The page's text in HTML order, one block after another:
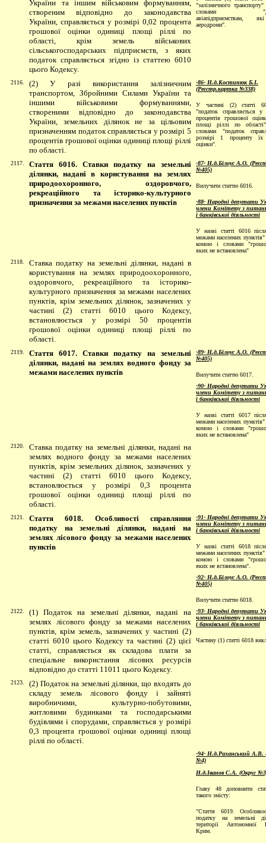
України та іншим військовим формуванням,
створеним відповідно до законодавства
України, справляється у розмірі 0,02 процента
грошової оцінки одиниці площі ріллі по
області, крім земель військових
сільськогосподарських підприємств, з яких
податок справляється згідно із статтею 6010
цього Кодексу.
"залізничного
словами
авіапідприємствам,
аеродроми".
2116.
(2) У разі використання залізничним
транспортом, Збройними Силами України та
іншими військовими формуваннями,
створеними відповідно до законодавства
України, земельних ділянок не за цільовим
призначенням податок справляється у розмірі 5
процентів грошової оцінки одиниці площі ріллі
по області.
-86- Н.д.Костинюк Б.І.
(Реєстр.картка №338)
У частині (2) статті
"податок справляється у
процентів грошової
площі ріллі по
словами "податок
розмірі 1 проценту їх
оцінки".
2117.
Стаття 6016. Ставки податку на земельні
ділянки, надані в користування на землях
природоохоронного, оздоровчого,
рекреаційного та історико-культурного
призначення за межами населених пунктів
-87- Н.д.Білоус А.О.
№405)
Вилучити статтю 6016.
-88- Народні депутати
члени Комітету з
і банківської діяльності
У назві статті 6016
межами населених
комою і словами
яких не встановлена"
2118.
Ставка податку на земельні ділянки, надані в
користування на землях природоохоронного,
оздоровчого, рекреаційного та історико-
культурного призначення за межами населених
пунктів, крім земельних ділянок, зазначених у
частині (2) статті 6010 цього Кодексу,
встановлюється у розмірі 50 процентів
грошової оцінки одиниці площі ріллі по
області.
2119.
Стаття 6017. Ставки податку на земельні
ділянки, надані на землях водного фонду за
межами населених пунктів
-89- Н.д.Білоус А.О.
№405)
Вилучити статтю 6017.
-90- Народні депутати
члени Комітету з
і банківської діяльності
У назві статті 6017
межами населених
комою і словами
яких не встановлена"
2120.
Ставка податку на земельні ділянки, надані на
землях водного фонду за межами населених
пунктів, крім земельних ділянок, зазначених у
частині (2) статті 6010 цього Кодексу,
встановлюється у розмірі 0,3 процента
грошової оцінки одиниці площі ріллі по
області.
2121.
Стаття 6018. Особливості справляння
податку на земельні ділянки, надані на
землях лісового фонду за межами населених
пунктів
-91- Народні депутати
члени Комітету з
і банківської діяльності
У назві статті 6018
межами населених
комою і словами
яких не встановлена".
-92- Н.д.Білоус А.О.
№405)
Вилучити статтю 6018.
2122.
(1) Податок на земельні ділянки, надані на
землях лісового фонду за межами населених
пунктів, крім земель, зазначених у частині (2)
статті 6010 цього Кодексу та частині (2) цієї
статті, справляється як складова плати за
спеціальне використання лісових ресурсів
відповідно до статті 11011 цього Кодексу.
-93- Народні депутати
члени Комітету з
і банківської діяльності
Частину (1) статті 6018
2123.
(2) Податок на земельні ділянки, що входять до
складу земель лісового фонду і зайняті
виробничими, культурно-побутовими,
житловими будинками та господарськими
будівлями і спорудами, справляється у розмірі
0,3 процента грошової оцінки одиниці площі
ріллі по області.
-94- Н.д.Раханський А.В.
№4)
Н.д.Іванов С.А. (Округ
Главу 48 доповнити
такого змісту:
"Стаття 6019.
податку на земельні
території Автономної
Крим.